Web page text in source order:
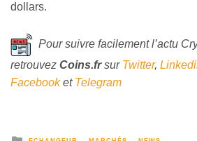
dollars.
Pour suivre facilement l’actu
retrouvez Coins.frsur Twitter,
Facebooket Telegram